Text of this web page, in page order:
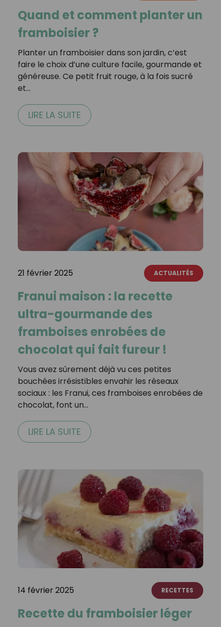
Quand et comment planter un
framboisier ?
Planter un framboisier dans son jardin, c’est
faire le choix d’une culture facile, gourmande et
généreuse. Ce petit fruit rouge, à la fois sucré
et…
LIRE LA SUITE
21 février 2025 ACTUALITÉS
Franui maison : la recette
ultra-gourmande des
framboises enrobées de
chocolat qui fait fureur !
Vous avez sûrement déjà vu ces petites
bouchées irrésistibles envahir les réseaux
sociaux : les Franui, ces framboises enrobées de
chocolat, font un…
LIRE LA SUITE
14 février 2025 RECETTES
Recette du framboisier léger